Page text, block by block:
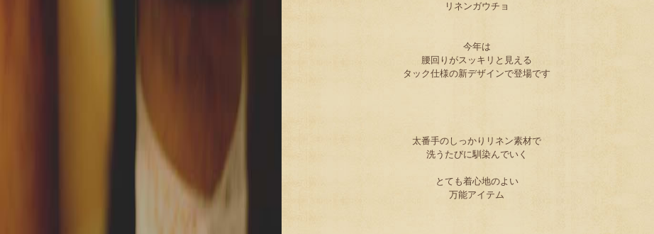
リネンガウチョ
今年は
腰回りがスッキリと見える
タック仕様の新デザインで登場です
太番手のしっかりリネン素材で
洗うたびに馴染んでいく
とても着心地のよい
万能アイテム